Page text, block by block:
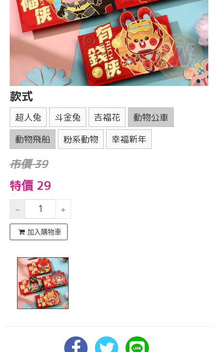
款式
超人兔 斗金兔 吉福花
動物公車
動物飛船
粉系動物 幸福新年
市價 39
特價 29
加入購物車